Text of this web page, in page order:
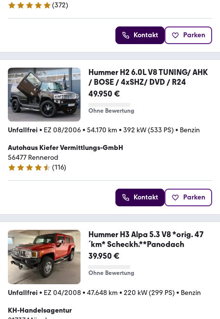
4.9 Sterne
(372)
Kontakt Parken
Hummer H2 6.0L V8 TUNING/ AHK
/ BOSE / 4xSHZ/ DVD / R24
49.950 €
Ohne Bewertung
Unfallfrei • EZ 08/2006• 54.170 km • 392 kW (533 PS) • Benzin
Autohaus Kiefer Vermittlungs-GmbH
56477 Rennerod
4.6 Sterne
(116)
Kontakt Parken
Hummer H3 Alpa 5.3 V8 *orig. 47
´km* Scheckh.**Panodach
39.950 €
Ohne Bewertung
Unfallfrei • EZ 04/2008• 47.648 km • 220 kW (299 PS) • Benzin
KH-Handelsagentur